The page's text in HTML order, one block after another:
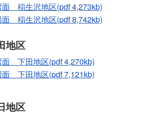
面 稲生沢地区(pdf 4,273kb)
面 稲生沢地区(pdf 8,742kb)
地区
面 下田地区(pdf 4,270kb)
面 下田地区(pdf 7,121kb)
地区